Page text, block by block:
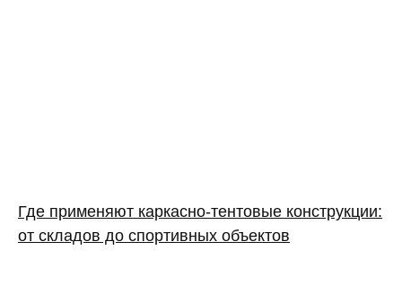
Где применяют каркасно‑тентовые конструкции:
от складов до спортивных объектов